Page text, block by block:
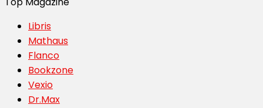
Libris
Mathaus
Flanco
Bookzone
Vexio
Dr.Max